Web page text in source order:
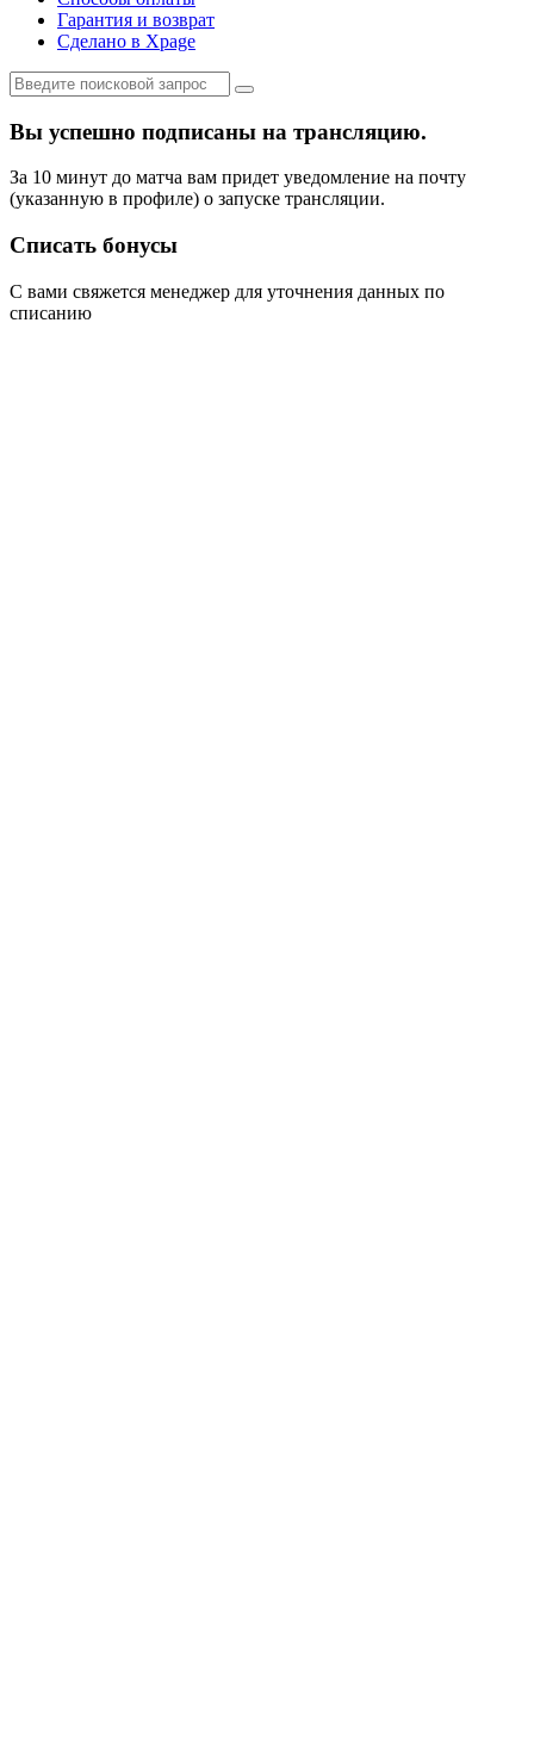
Гарантия и возврат
Сделано в Xpage
Вы успешно подписаны на трансляцию.
За 10 минут до матча вам придет уведомление на почту
(указанную в профиле) о запуске трансляции.
Списать бонусы
С вами свяжется менеджер для уточнения данных по
списанию